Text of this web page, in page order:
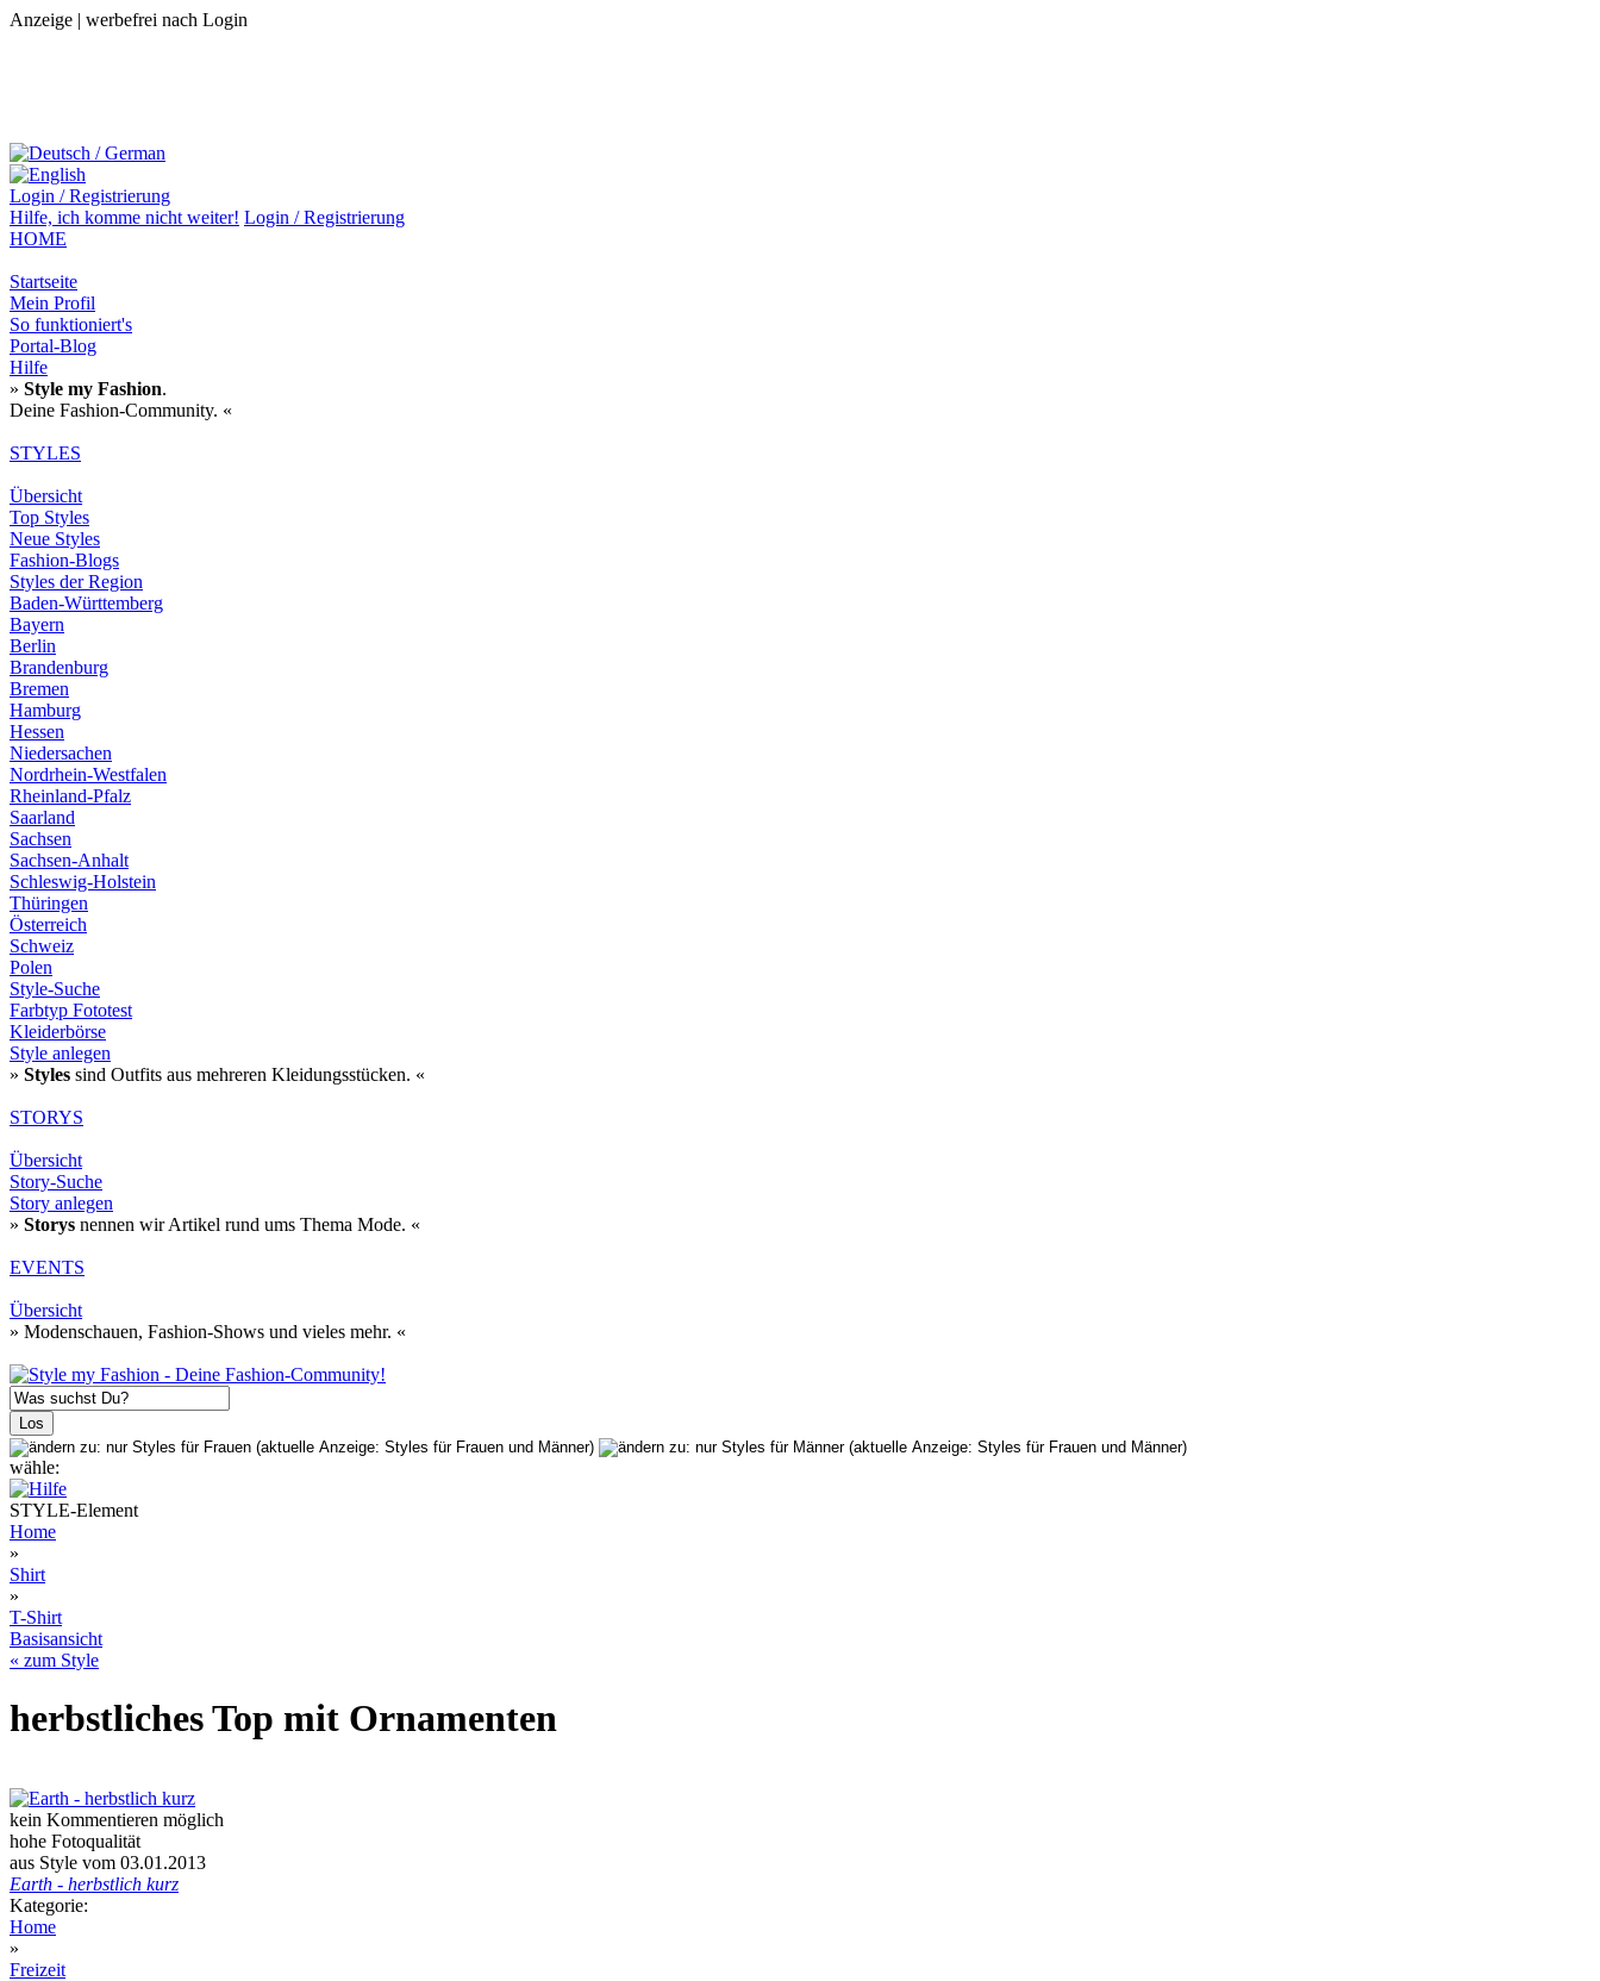
Anzeige | werbefrei nach Login
Login / Registrierung
Hilfe, ich komme nicht weiter! Login / Registrierung
HOME
Startseite
Mein Profil
So funktioniert's
Portal-Blog
Hilfe
» Style my Fashion.
Deine Fashion-Community. «
STYLES
Übersicht
Top Styles
Neue Styles
Fashion-Blogs
Styles der Region
Baden-Württemberg
Bayern
Berlin
Brandenburg
Bremen
Hamburg
Hessen
Niedersachen
Nordrhein-Westfalen
Rheinland-Pfalz
Saarland
Sachsen
Sachsen-Anhalt
Schleswig-Holstein
Thüringen
Österreich
Schweiz
Polen
Style-Suche
Farbtyp Fototest
Kleiderbörse
Style anlegen
» Styles sind Outfits aus mehreren Kleidungsstücken. «
STORYS
Übersicht
Story-Suche
Story anlegen
» Storys nennen wir Artikel rund ums Thema Mode. «
EVENTS
Übersicht
» Modenschauen, Fashion-Shows und vieles mehr. «
wähle:
STYLE-Element
Home
»
Shirt
»
T-Shirt
Basisansicht
« zum Style
herbstliches Top mit Ornamenten
kein Kommentieren möglich
hohe Fotoqualität
aus Style vom 03.01.2013
Earth - herbstlich kurz
Kategorie:
Home
»
Freizeit